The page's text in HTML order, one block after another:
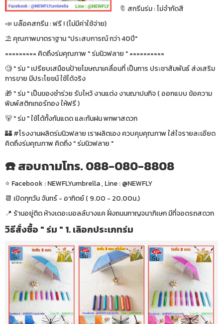
🔖 สกรีนร่ม : ไม่จำกัดสี
📣 บล๊อคสกรีน : ฟรี ! (ไม่มีค่าใช้จ่าย)
⛱ คุณภาพมาตราฐาน "ประสบการณ์ กว่า 40ปี"
========= คิดถึงร่มคุณภาพ " ร่มนิวฟลาย " ==========
🧐 " ร่ม " เปรียบเสมือนป้ายโฆษณาเคลื่อนที่ เป็นการ ประชาสัมพันธ์ ส่งเสริม
การขาย มีประโยชน์ ใช้ได้จริง
🎁 " ร่ม " เป็นของชำร่วย รับไหว้ งานแต่ง งานฌาปนกิจ ( ออกแบบ ข้อความ
พิมพ์สติกเกอร์ทอง ให้ฟรี )
🐻 " ร่ม " ใช้ได้ทั้งกันแดด และกันฝน พกพาสดวก
🏰 #โรงงานผลิตร่มนิวฟลาย เราผลิตเอง ควบคุมคุณภาพ ใส่ใจรายละเอียด
คิดถึงร่มคุณภาพ คิดถึง " ร่มนิวฟลาย "
☎️ สอบถามโทร. 088-080-8808
⭐️ Facebook : NEWFLYumbrella , Line : @NEWFLY
📆 เปิดทุกวัน จันทร์ - อาทิตย์ ( 9.00 - 20.00น.)
📍 ร้านอยู่ติด ห้างเดอะมอลล์บางแค ฝั่งถนนกาญจนาภิเษก มีที่จอดรถสดวก
วิธีสั่งซื้อ " ร่ม " 1. เลิอกประเภทร่ม